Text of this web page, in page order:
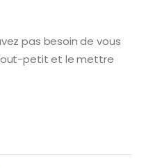
pas besoin de vous
petit et le mettre